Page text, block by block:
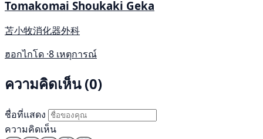
Tomakomai Shoukaki Geka
苫小牧消化器外科
ฮอกไกโด ·8 เหตุการณ์
ความคิดเห็น (0)
ชื่อที่แสดง
ความคิดเห็น